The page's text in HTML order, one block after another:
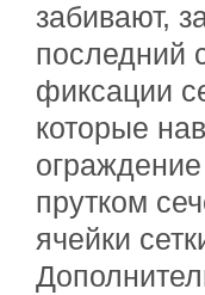
забивают,
последний
фиксации
которые
прутком
ячейки